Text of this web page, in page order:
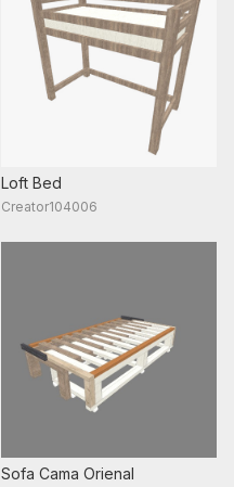
Loft Bed
Creator104006
Sofa Cama Orienal